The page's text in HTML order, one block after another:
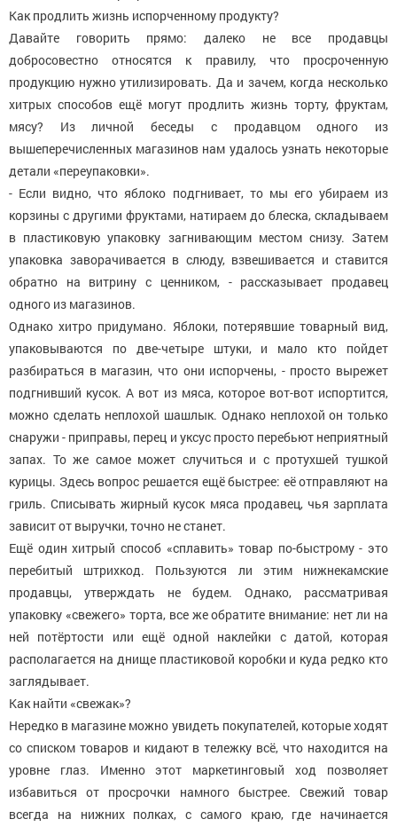
Как продлить жизнь испорченному продукту?
Давайте говорить прямо: далеко не все продавцы
добросовестно относятся к правилу, что просроченную
продукцию нужно утилизировать. Да и зачем, когда несколько
хитрых способов ещё могут продлить жизнь торту, фруктам,
мясу? Из личной беседы с продавцом одного из
вышеперечисленных магазинов нам удалось узнать некоторые
детали «переупаковки».
- Если видно, что яблоко подгнивает, то мы его убираем из
корзины с другими фруктами, натираем до блеска, складываем
в пластиковую упаковку загнивающим местом снизу. Затем
упаковка заворачивается в слюду, взвешивается и ставится
обратно на витрину с ценником, - рассказывает продавец
одного из магазинов.
Однако хитро придумано. Яблоки, потерявшие товарный вид,
упаковываются по две-четыре штуки, и мало кто пойдет
разбираться в магазин, что они испорчены, - просто вырежет
подгнивший кусок. А вот из мяса, которое вот-вот испортится,
можно сделать неплохой шашлык. Однако неплохой он только
снаружи - приправы, перец и уксус просто перебьют неприятный
запах. То же самое может случиться и с протухшей тушкой
курицы. Здесь вопрос решается ещё быстрее: её отправляют на
гриль. Списывать жирный кусок мяса продавец, чья зарплата
зависит от выручки, точно не станет.
Ещё один хитрый способ «сплавить» товар по-быстрому - это
перебитый штрихкод. Пользуются ли этим нижнекамские
продавцы, утверждать не будем. Однако, рассматривая
упаковку «свежего» торта, все же обратите внимание: нет ли на
ней потёртости или ещё одной наклейки с датой, которая
располагается на днище пластиковой коробки и куда редко кто
заглядывает.
Как найти «свежак»?
Нередко в магазине можно увидеть покупателей, которые ходят
со списком товаров и кидают в тележку всё, что находится на
уровне глаз. Именно этот маркетинговый ход позволяет
избавиться от просрочки намного быстрее. Свежий товар
всегда на нижних полках, с самого краю, где начинается